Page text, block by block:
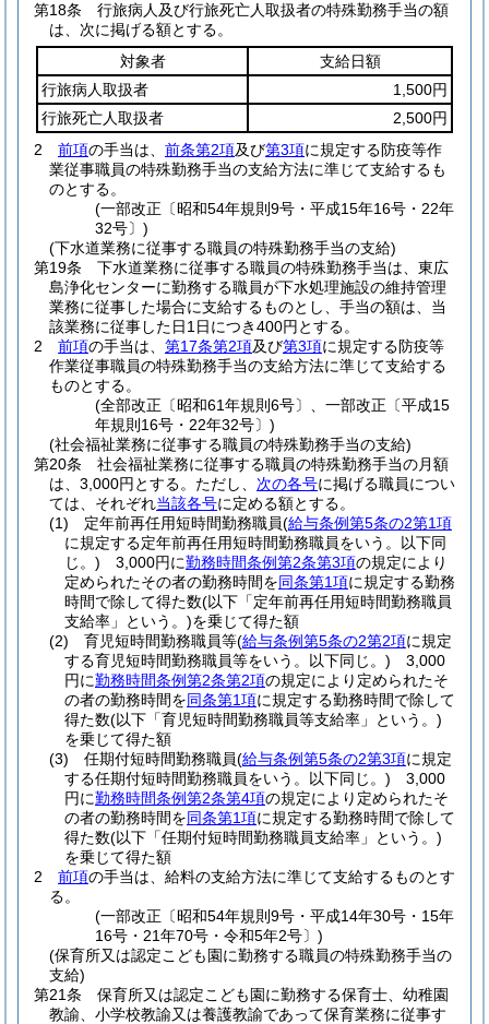
第18条
行旅病人及び行旅死亡人取扱者の特殊勤務手当の額
は、次に掲げる額とする。
対象者
支給日額
行旅病人取扱者
1,500円
行旅死亡人取扱者
2,500円
2
前項の手当は、 前条第2項及び第3項に規定する防疫等作
業従事職員の特殊勤務手当の支給方法に準じて支給するも
のとする。
(一部改正〔昭和54年規則9号・平成15年16号・22年
32号〕)
(下水道業務に従事する職員の特殊勤務手当の支給)
第19条
下水道業務に従事する職員の特殊勤務手当は、東広
島浄化センターに勤務する職員が下水処理施設の維持管理
業務に従事した場合に支給するものとし、手当の額は、当
該業務に従事した日1日につき400円とする。
2
前項の手当は、 第17条第2項及び第3項に規定する防疫等
作業従事職員の特殊勤務手当の支給方法に準じて支給する
ものとする。
(全部改正〔昭和61年規則6号〕、一部改正〔平成15
年規則16号・22年32号〕)
(社会福祉業務に従事する職員の特殊勤務手当の支給)
第20条
社会福祉業務に従事する職員の特殊勤務手当の月額
は、3,000円とする。 ただし、 次の各号に掲げる職員につい
ては、それぞれ当該各号に定める額とする。
(1)
定年前再任用短時間勤務職員(給与条例第5条の2第1項
に規定する定年前再任用短時間勤務職員をいう。以下同
じ。) 3,000円に勤務時間条例第2条第3項の規定により
定められたその者の勤務時間を同条第1項に規定する勤務
時間で除して得た数(以下「定年前再任用短時間勤務職員
支給率」という。)を乗じて得た額
(2)
育児短時間勤務職員等(給与条例第5条の2第2項に規定
する育児短時間勤務職員等をいう。以下同じ。) 3,000
円に勤務時間条例第2条第2項の規定により定められたそ
の者の勤務時間を同条第1項に規定する勤務時間で除して
得た数(以下「育児短時間勤務職員等支給率」という。)
を乗じて得た額
(3)
任期付短時間勤務職員(給与条例第5条の2第3項に規定
する任期付短時間勤務職員をいう。以下同じ。) 3,000
円に勤務時間条例第2条第4項の規定により定められたそ
の者の勤務時間を同条第1項に規定する勤務時間で除して
得た数(以下「任期付短時間勤務職員支給率」という。)
を乗じて得た額
2
前項の手当は、給料の支給方法に準じて支給するものとす
る。
(一部改正〔昭和54年規則9号・平成14年30号・15年
16号・21年70号・令和5年2号〕)
(保育所又は認定こども園に勤務する職員の特殊勤務手当の
支給)
第21条
保育所又は認定こども園に勤務する保育士、幼稚園
教諭、小学校教諭又は養護教諭であって保育業務に従事す